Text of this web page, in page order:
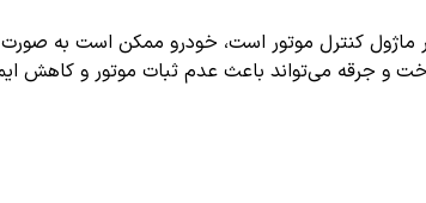
ماژول کنترل موتور است، خودرو ممکن است به
جرقه می‌تواند باعث عدم ثبات موتور و کاهش